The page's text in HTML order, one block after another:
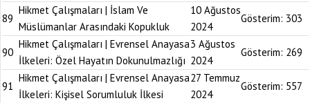
89
Hikmet Çalışmaları | İslam Ve
Müslümanlar Arasındaki Kopukluk
10 Ağustos
2024
Gösterim: 303
90
Hikmet Çalışmaları | Evrensel Anayasa
İlkeleri: Özel Hayatın Dokunulmazlığı
3 Ağustos
2024
Gösterim: 269
91
Hikmet Çalışmaları | Evrensel Anayasa
İlkeleri: Kişisel Sorumluluk İlkesi
27 Temmuz
2024
Gösterim: 557